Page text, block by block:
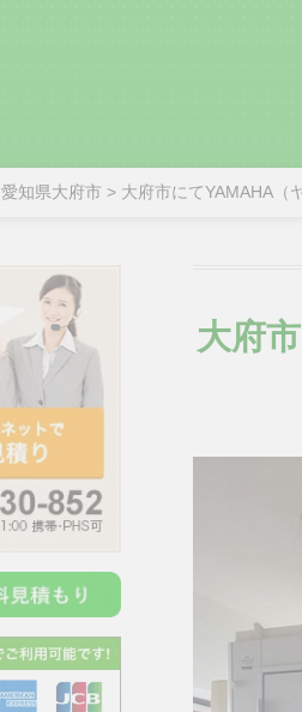
愛知県大府市 > 大府市にてYAMAHA（
大府